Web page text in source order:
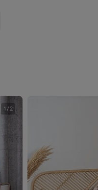
1 /2